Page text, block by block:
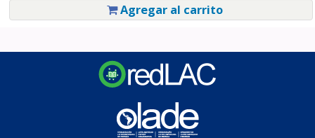
Agregar al carrito